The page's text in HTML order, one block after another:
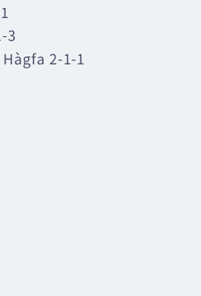
3
2-1-1